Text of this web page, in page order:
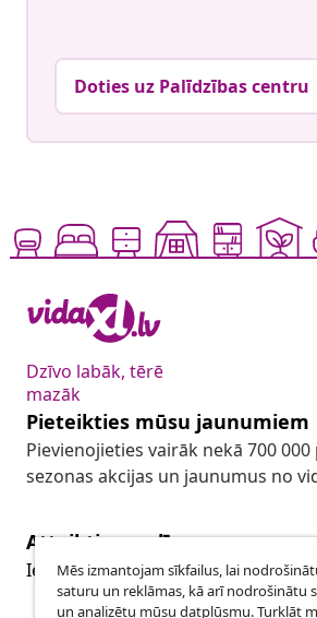
Doties uz Palīdzības centru
Dzīvo labāk, tērē
mazāk
Pieteikties mūsu jaunumiem
Pievienojieties vairāk nekā 700
sezonas akcijas un jaunumus no
Atteikties no līguma
Iesniegt pieprasījumu par
Mēs izmantojam sīkfailus, lai
saturu un reklāmas, kā arī nodrošinātu
un analizētu mūsu datplūsmu. Turklāt